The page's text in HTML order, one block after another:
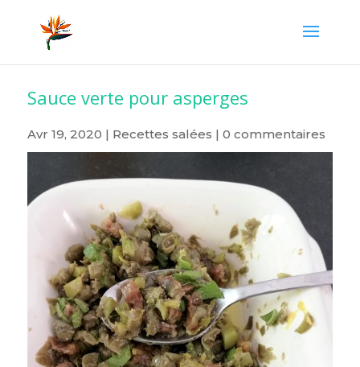
Sauce verte pour asperges
Avr 19, 2020 | Recettes salées | 0 commentaires